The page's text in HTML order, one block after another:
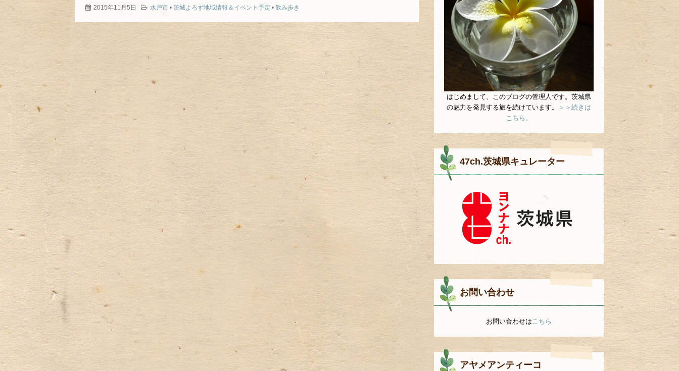
2015年11月5日 水戸市 • 茨城よろず地域情報＆イベント予定 • 飲み歩き
はじめまして、このブログの管理人です。茨城県
の魅力を発見する旅を続けています。
＞＞続きは
こちら。
47ch.茨城県キュレーター
お問い合わせ
お問い合わせはこちら
アヤメアンティーコ